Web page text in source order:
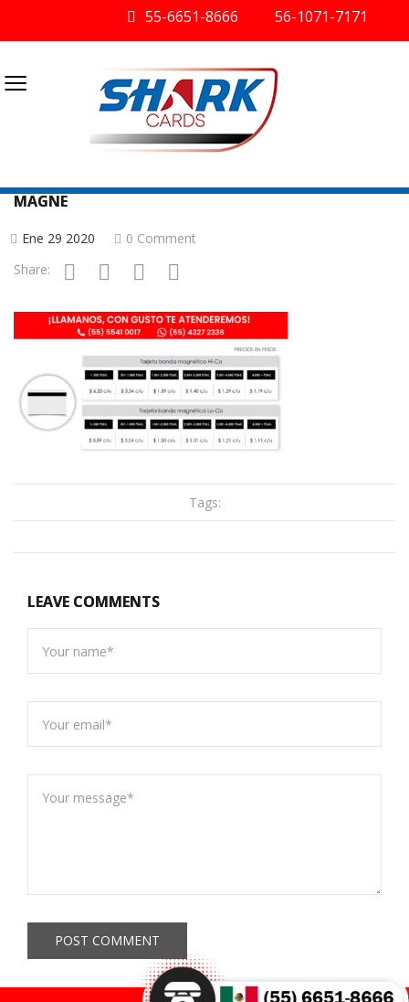
55-6651-8666 56-1071-7171
≡
MAGNE
Ene 29 2020
0 Comment
Share:
Tags:
LEAVE COMMENTS